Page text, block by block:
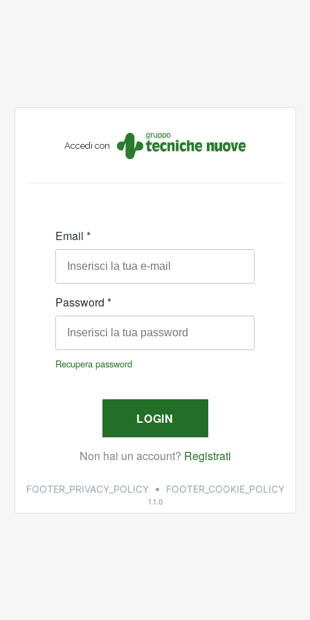
Accedi con
FOOTER_PRIVACY_POLICY • FOOTER_COOKIE_POLICY
1.1.0